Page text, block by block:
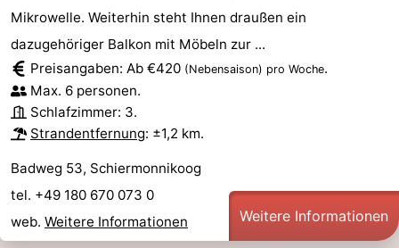
Mikrowelle. Weiterhin steht Ihnen draußen ein
dazugehöriger Balkon mit Möbeln zur ...
Preisangaben: Ab €420 (Nebensaison) pro Woche.
Max. 6 personen.
Schlafzimmer: 3.
Strandentfernung: ±1,2 km.
Badweg 53, Schiermonnikoog
tel. +49 180 670 073 0
web. Weitere Informationen Weitere Informationen